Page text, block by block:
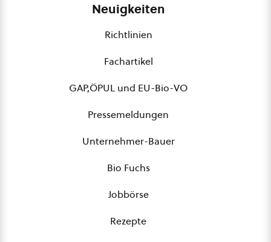
Neuigkeiten
Richtlinien
Fachartikel
GAP,ÖPUL und EU-Bio-VO
Pressemeldungen
Unternehmer-Bauer
Bio Fuchs
Jobbörse
Rezepte